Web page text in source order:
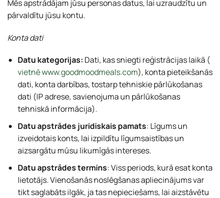
Mēs apstrādājam jūsu personas datus, lai uzraudzītu un
pārvaldītu jūsu kontu.
Konta dati
Datu kategorijas: Dati, kas sniegti reģistrācijas laikā (
vietnē www.goodmoodmeals.com), konta pieteikšanās
dati, konta darbības, tostarp tehniskie pārlūkošanas
dati (IP adrese, savienojuma un pārlūkošanas
tehniskā informācija).
Datu apstrādes juridiskais pamats: Līgums un
izveidotais konts, lai izpildītu līgumsaistības un
aizsargātu mūsu likumīgās intereses.
Datu apstrādes termins: Viss periods, kurā esat konta
lietotājs. Vienošanās noslēgšanas apliecinājums var
tikt saglabāts ilgāk, ja tas nepieciešams, lai aizstāvētu